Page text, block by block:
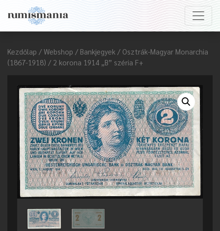
Kezdőlap / Webshop / Bankjegyek / Osztrák-Magyar Monarchia
(1867-1918) / 2 korona 1914 „B” széria F+